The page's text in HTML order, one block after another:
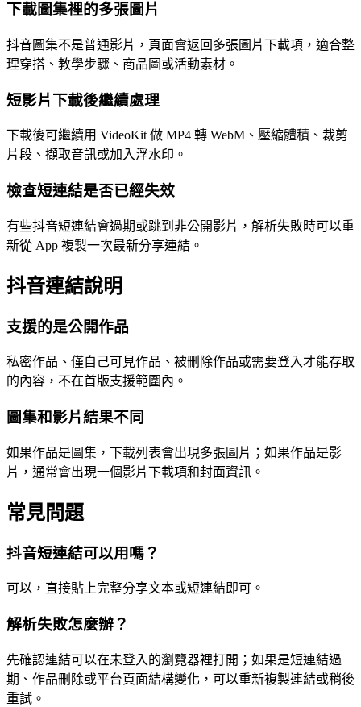
下載圖集裡的多張圖片
抖音圖集不是普通影片，頁面會返回多張圖片下載項，適合整
理穿搭、教學步驟、商品圖或活動素材。
短影片下載後繼續處理
下載後可繼續用 VideoKit 做 MP4 轉 WebM、壓縮體積、裁剪
片段、擷取音訊或加入浮水印。
檢查短連結是否已經失效
有些抖音短連結會過期或跳到非公開影片，解析失敗時可以重
新從 App 複製一次最新分享連結。
抖音連結說明
支援的是公開作品
私密作品、僅自己可見作品、被刪除作品或需要登入才能存取
的內容，不在首版支援範圍內。
圖集和影片結果不同
如果作品是圖集，下載列表會出現多張圖片；如果作品是影
片，通常會出現一個影片下載項和封面資訊。
常見問題
抖音短連結可以用嗎？
可以，直接貼上完整分享文本或短連結即可。
解析失敗怎麼辦？
先確認連結可以在未登入的瀏覽器裡打開；如果是短連結過
期、作品刪除或平台頁面結構變化，可以重新複製連結或稍後
重試。